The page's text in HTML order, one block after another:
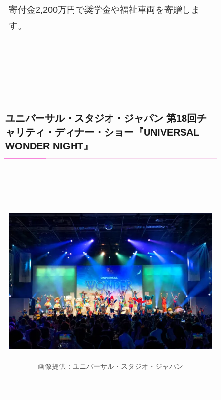
寄付金2,200万円で奨学金や福祉車両を寄贈しま
す。
ユニバーサル・スタジオ・ジャパン 第18回チ
ャリティ・ディナー・ショー『UNIVERSAL
WONDER NIGHT』
画像提供：ユニバーサル・スタジオ・ジャパン